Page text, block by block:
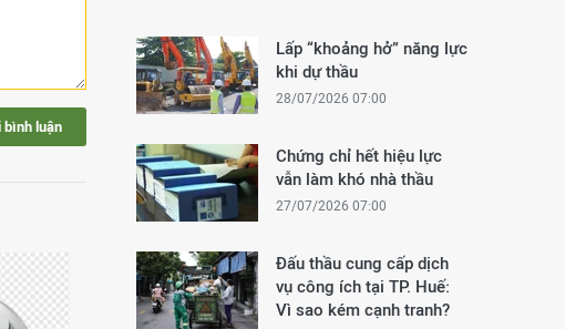
bình luận
Lấp “khoảng hở” năng lực
khi dự thầu
28/07/2026 07:00
Chứng chỉ hết hiệu lực
vẫn làm khó nhà thầu
27/07/2026 07:00
Đấu thầu cung cấp dịch
vụ công ích tại TP. Huế:
Vì sao kém cạnh tranh?